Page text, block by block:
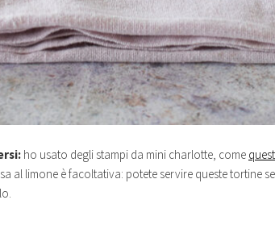
ho usato degli stampi da mini charlotte, come
al limone è facoltativa: potete servire queste tortine